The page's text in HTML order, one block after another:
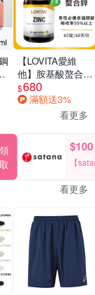
【LOVITA愛維
他】胺基酸螯合鋅
x2瓶30mg素食錠
(鋅錠)
$680
滿額送3%
看更多
領
取
$100
【
一件
看更多